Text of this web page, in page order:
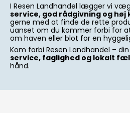
I Resen Landhandel lægger vi
service, god rådgivning og høj
gerne med at finde de rette
uanset om du kommer forbi for
om haven eller blot for en
Kom forbi Resen Landhandel –
service, faglighed og lokalt
hånd.